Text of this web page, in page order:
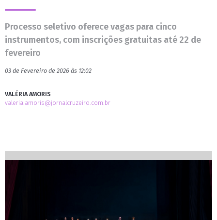
Processo seletivo oferece vagas para cinco
instrumentos, com inscrições gratuitas até 22 de
fevereiro
03 de Fevereiro de 2026 às 12:02
VALÉRIA AMORIS
valeria.amoris@jornalcruzeiro.com.br